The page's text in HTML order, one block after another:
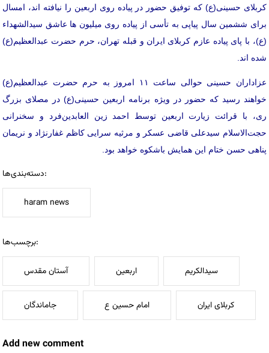
کربلای حسینی(ع) که توفیق حضور در پیاده ‌روی اربعین را نیافته اند، امسال
برای ششمین سال پیاپی به تأسی از پیاده روی میلیون ها عاشق سیدالشهداء
(ع)، با پای پیاده عازم کربلای ایران و قبله تهران، حرم حضرت عبدالعظیم(ع)
شده اند.
عزاداران حسینی حوالی ساعت ۱۱ امروز به حرم حضرت عبدالعظیم(ع)
خواهند رسید که حضور در ویژه برنامه اربعین حسینی(ع) در مصلای بزرگ
ری، با قرائت زیارت اربعین توسط احمد زین‌ العابدین‌فرد و سخنرانی
حجت‌الاسلام سیدعلی قاضی عسکر و مرثیه‌ سرایی کاظم غفارنژاد و نریمان
پناهی حسن ختام این همایش باشکوه خواهد بود.
دسته‌بندی‌ها:
haram news
برچسب‌ها:
آستان مقدس اربعین سیدالکریم
جاماندگان امام حسین ع کربلای ایران
Add new comment